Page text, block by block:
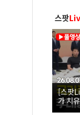
스팟
[스팟
가 치